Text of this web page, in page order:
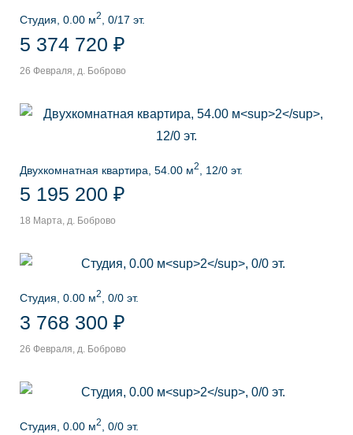
Студия, 0.00 м2 , 0/17 эт.
5 374 720 ₽
26 Февраля, д. Боброво
Двухкомнатная квартира, 54.00 м2 , 12/0 эт.
5 195 200 ₽
18 Марта, д. Боброво
Студия, 0.00 м2 , 0/0 эт.
3 768 300 ₽
26 Февраля, д. Боброво
Студия, 0.00 м2 , 0/0 эт.